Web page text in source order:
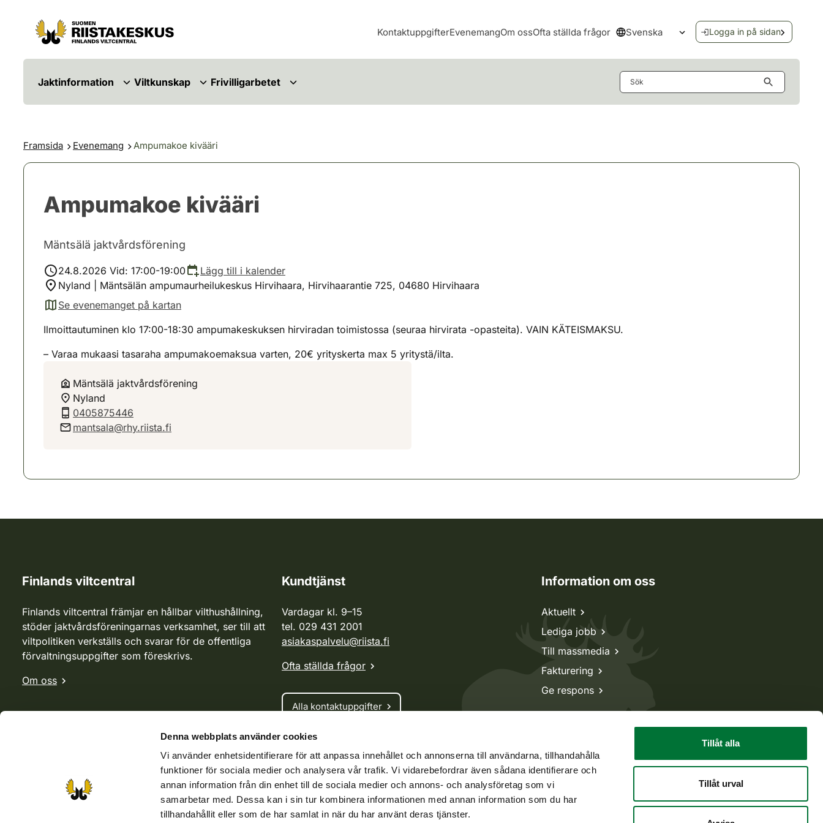
Denna webbplats använder cookies
Vi använder enhetsidentifierare för att anpassa innehållet och annonserna till användarna, tillhandahålla
funktioner för sociala medier och analysera vår trafik. Vi vidarebefordrar även sådana identifierare och
annan information från din enhet till de sociala medier och annons- och analysföretag som vi
samarbetar med. Dessa kan i sin tur kombinera informationen med annan information som du har
tillhandahållit eller som de har samlat in när du har använt deras tjänster.
Tillåt alla
Tillåt urval
Hoppa till innehåll
Gå till webbplatskartan
KontaktuppgifterEvenemangOm ossOfta ställda frågor Svenska
Öppna språkmenyn
Logga in på sidan
Jaktinformation Viltkunskap Frivilligarbetet
Framsida Evenemang Ampumakoe kivääri
Ampumakoe kivääri
Mäntsälä jaktvårdsförening
24.8.2026 Vid: 17:00-19:00
Lägg till i kalender
Nyland | Mäntsälän ampumaurheilukeskus Hirvihaara, Hirvihaarantie 725, 04680 Hirvihaara
Se evenemanget på kartan
(avautuu uuteen välilehteen)
Ilmoittautuminen klo 17:00-18:30 ampumakeskuksen hirviradan toimistossa (seuraa hirvirata -opasteita). VAIN KÄTEISMAKSU.
– Varaa mukaasi tasaraha ampumakoemaksua varten, 20€ yrityskerta max 5 yritystä/ilta.
Mäntsälä jaktvårdsförening
Nyland
0405875446
mantsala@rhy.riista.fi
Finlands viltcentral
Finlands viltcentral främjar en hållbar vilthushållning,
stöder jaktvårdsföreningarnas verksamhet, ser till att
viltpolitiken verkställs och svarar för de offentliga
förvaltningsuppgifter som föreskrivs.
Om oss
Kundtjänst
Vardagar kl. 9–15
tel. 029 431 2001
asiakaspalvelu@riista.fi
Ofta ställda frågor
Alla kontaktuppgifter
Jaktkort
Oma riista -tjänsten
Ansökan om licenser och dispenser
Information om oss
Aktuellt
Lediga jobb
Till massmedia
Fakturering
Ge respons